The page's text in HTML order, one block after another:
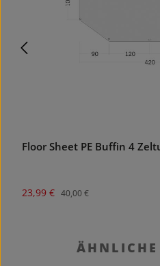
Floor Sheet PE Buffin 4
Verkaufspreis:
23,99 € Regulärer Preis:
40,00 €
Produktgalerie überspringen